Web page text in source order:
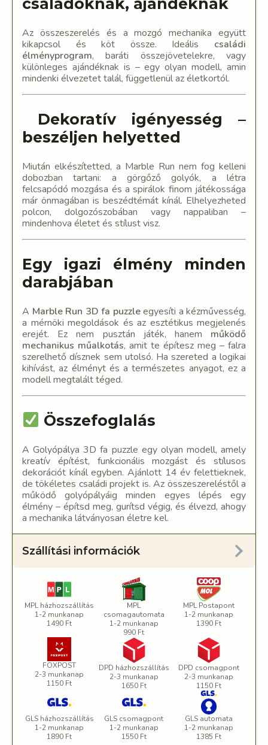
Az összeszerelés és a mozgó mechanika együtt
kikapcsol és köt össze. Ideális családi
élményprogram, baráti összejövetelekre, vagy
különleges ajándéknak is – egy olyan modell, amin
mindenki élvezetet talál, függetlenül az életkortól.
️ Dekoratív igényesség –
beszéljen helyetted
Miután elkészítetted, a Marble Run nem fog kelleni
dobozban tartani: a görgőző golyók, a létra
felcsapódó mozgása és a spirálok finom játékossága
már önmagában is beszédtémát kínál. Elhelyezheted
polcon, dolgozószobában vagy nappaliban –
mindenhova életet és stílust visz.
Egy igazi élmény minden
darabjában
A Marble Run 3D fa puzzleegyesíti a kézművesség,
a mérnöki megoldások és az esztétikus megjelenés
erejét. Ez nem pusztán játék, hanem működő
mechanikus műalkotás, amit te építesz meg – falra
szerelhető dísznek sem utolsó. Ha szereted a logikai
kihívást, az élményt és a természetes anyagot, ez a
modell megtalált téged.
Összefoglalás
A Golyópálya 3D fa puzzle egy olyan modell, amely
kreatív építést, funkcionális mozgást és stílusos
dekorációt kínál egyben. Ajánlott 14 év felettieknek,
de tökéletes családi projekt is. Az összeszereléstől a
működő golyópályáig minden egyes lépés egy
élmény – építsd meg, gurítsd végig, és élvezd, ahogy
a mechanika látványosan életre kel.
Szállítási információk
MPL házhozszállítás
1-2 munkanap
1490 Ft
MPL
csomagautomata
1-2 munkanap
990 Ft
MPL Postapont
1-2 munkanap
1390 Ft
FOXPOST
2-3 munkanap
1150 Ft
DPD házhozszállítás
2-3 munkanap
1650 Ft
DPD csomagpont
2-3 munkanap
1150 Ft
GLS házhozszállítás
1-2 munkanap
1890 Ft
GLS csomagpont
1-2 munkanap
1550 Ft
GLS automata
1-2 munkanap
1385 Ft